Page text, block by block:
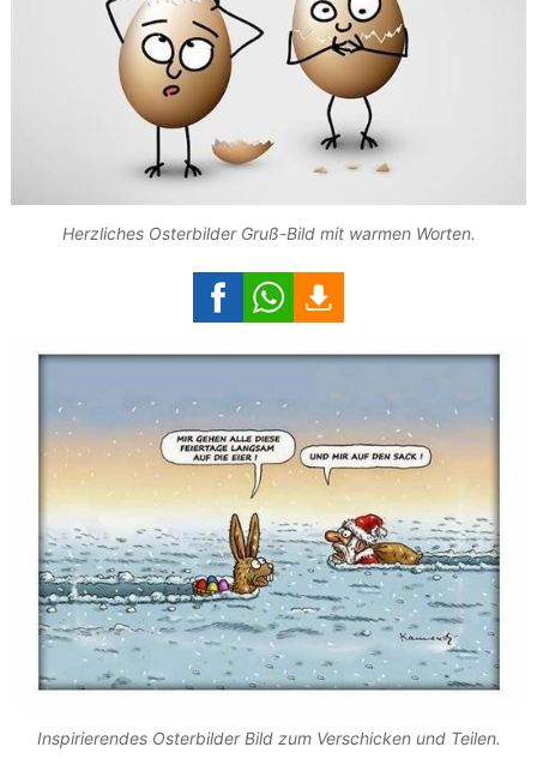
Herzliches Osterbilder Gruß-Bild mit warmen Worten.
Inspirierendes Osterbilder Bild zum Verschicken und Teilen.